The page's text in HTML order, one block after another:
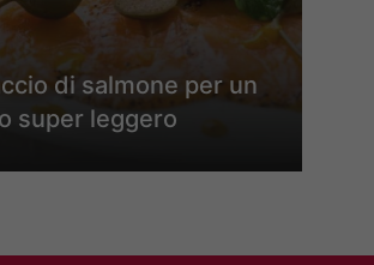
di salmone per un
super leggero